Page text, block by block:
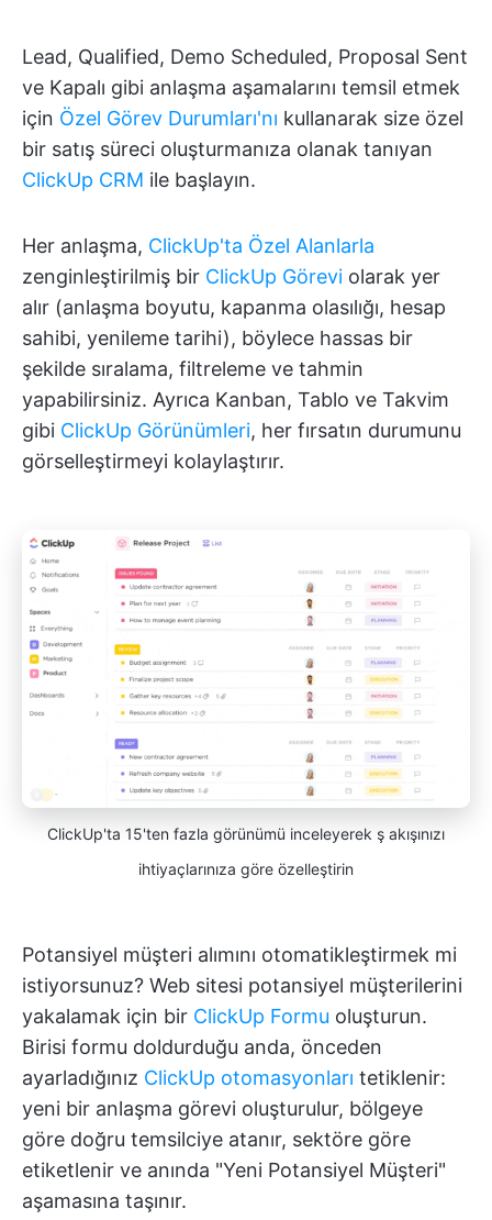
Lead, Qualified, Demo Scheduled, Proposal Sent
ve Kapalı gibi anlaşma aşamalarını temsil etmek
için Özel Görev Durumları'nı kullanarak size özel
bir satış süreci oluşturmanıza olanak tanıyan
ClickUp CRM ile başlayın.
Her anlaşma, ClickUp'ta Özel Alanlarla
zenginleştirilmiş bir ClickUp Görevi olarak yer
alır (anlaşma boyutu, kapanma olasılığı, hesap
sahibi, yenileme tarihi), böylece hassas bir
şekilde sıralama, filtreleme ve tahmin
yapabilirsiniz. Ayrıca Kanban, Tablo ve Takvim
gibi ClickUp Görünümleri, her fırsatın durumunu
görselleştirmeyi kolaylaştırır.
ClickUp'ta 15'ten fazla görünümü inceleyerek ş akışınızı
ihtiyaçlarınıza göre özelleştirin
Potansiyel müşteri alımını otomatikleştirmek mi
istiyorsunuz? Web sitesi potansiyel müşterilerini
yakalamak için bir ClickUp Formu oluşturun.
Birisi formu doldurduğu anda, önceden
ayarladığınız ClickUp otomasyonları tetiklenir:
yeni bir anlaşma görevi oluşturulur, bölgeye
göre doğru temsilciye atanır, sektöre göre
etiketlenir ve anında "Yeni Potansiyel Müşteri"
aşamasına taşınır.